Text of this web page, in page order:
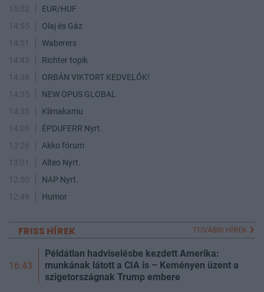
15:02
EUR/HUF
14:55
Olaj és Gáz
14:51
Waberers
14:43
Richter topik
14:38
ORBÁN VIKTORT KEDVELŐK!
14:35
NEW OPUS GLOBAL
14:35
Klímakamu
14:08
ÉPDUFERR Nyrt.
13:26
Akko fórum
13:01
Alteo Nyrt.
12:50
NAP Nyrt.
12:49
Humor
FRISS HÍREK TOVÁBBI HÍREK
16:43
Példátlan hadviselésbe kezdett Amerika:
munkának látott a CIA is – Keményen üzent a
szigetországnak Trump embere